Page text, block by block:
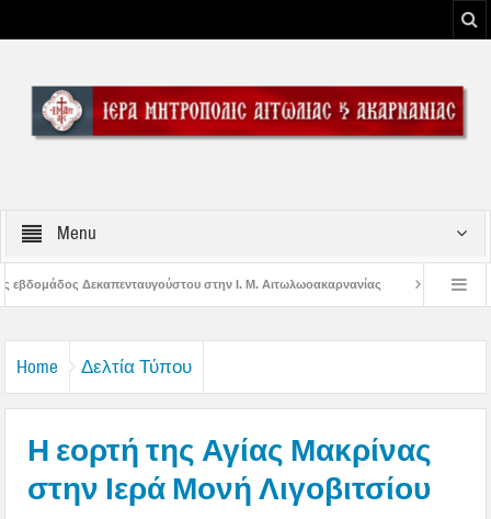
Menu
στην Ι. Μ. Αιτωλωοακαρνανίας Μήνυμα Σεβασμιωτάτου
Home Δελτία Τύπου
Η εορτή της Αγίας Μακρίνας
στην Ιερά Μονή Λιγοβιτσίου